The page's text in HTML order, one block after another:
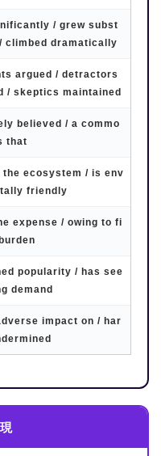
/ grew subst
climbed dramatically
argued / detractors
/ skeptics maintained
believed / a commo
that
the ecosystem / is env
friendly
expense / owing to fi
popularity / has see
demand
impact on / har